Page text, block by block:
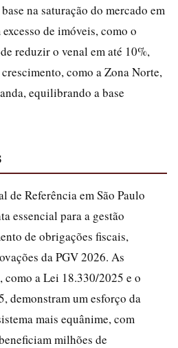
na saturação do mercado em
de imóveis, como o
reduzir o venal em até 10%,
como a Zona Norte,
equilibrando a base
de Referência em São Paulo
essencial para a gestão
de obrigações fiscais,
da PGV 2026. As
a Lei 18.330/2025 e o
demonstram um esforço da
mais equânime, com
milhões de